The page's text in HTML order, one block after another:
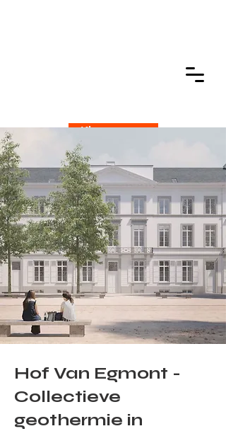
Klantenzone
Hof Van Egmont -
Collectieve
geothermie in